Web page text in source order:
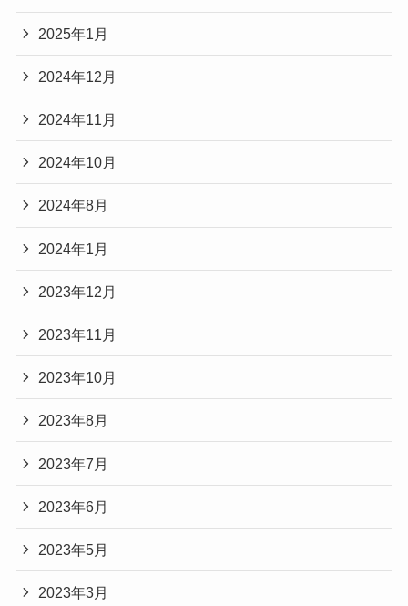
2025年1月
2024年12月
2024年11月
2024年10月
2024年8月
2024年1月
2023年12月
2023年11月
2023年10月
2023年8月
2023年7月
2023年6月
2023年5月
2023年3月